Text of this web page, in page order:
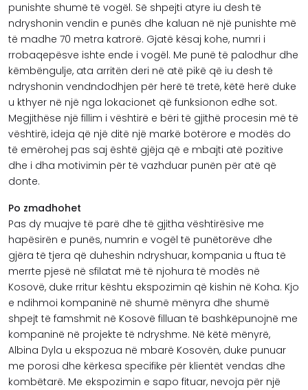
punishte shumë të vogël. Së shpejti atyre iu desh të
ndryshonin vendin e punës dhe kaluan në një punishte më
të madhe 70 metra katrorë. Gjatë kësaj kohe, numri i
rrobaqepësve ishte ende i vogël. Me punë të palodhur dhe
këmbëngulje, ata arritën deri në atë pikë që iu desh të
ndryshonin vendndodhjen për herë të tretë, këtë herë duke
u kthyer në një nga lokacionet që funksionon edhe sot.
Megjithëse një fillim i vështirë e bëri të gjithë procesin më të
vështirë, ideja që një ditë një markë botërore e modës do
të emërohej pas saj është gjëja që e mbajti atë pozitive
dhe i dha motivimin për të vazhduar punën për atë që
donte.
Po zmadhohet
Pas dy muajve të parë dhe të gjitha vështirësive me
hapësirën e punës, numrin e vogël të punëtorëve dhe
gjëra të tjera që duheshin ndryshuar, kompania u ftua të
merrte pjesë në sfilatat më të njohura të modës në
Kosovë, duke rritur kështu ekspozimin që kishin në Koha. Kjo
e ndihmoi kompaninë në shumë mënyra dhe shumë
shpejt të famshmit në Kosovë filluan të bashkëpunojnë me
kompaninë në projekte të ndryshme. Në këtë mënyrë,
Albina Dyla u ekspozua në mbarë Kosovën, duke punuar
me porosi dhe kërkesa specifike për klientët vendas dhe
kombëtarë. Me ekspozimin e sapo fituar, nevoja për një